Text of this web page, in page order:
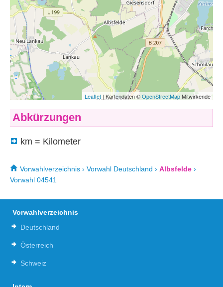
Abkürzungen
km = Kilometer
Vorwahlverzeichnis › Vorwahl Deutschland › Albsfelde ›
Vorwahl 04541
Vorwahlverzeichnis
Deutschland
Österreich
Schweiz